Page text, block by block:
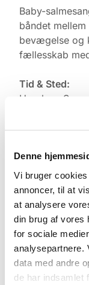
Denne
Vi bruger
annoncer, til at
at analysere
din brug af vores
for sociale
analysepartnere.
data med andre
de har indsamlet
Baby-
båndet
bevægelse og
fællesskab
Tid & Sted:
Ugerløse
Kontakt
Mobil: +45
Mail:
Alle er
komme i kirke
og kom og vær
sang og smil.